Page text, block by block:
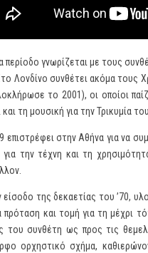
περίοδο γνωρίζεται με τους
Λονδίνο συνθέτει ακόμα τους
το 2001), οι οποίοι
και τη μουσική για την Τρικυμία
επιστρέφει στην Αθήνα για να
για την τέχνη και τη
είσοδο της δεκαετίας του ’70,
και τομή για τη μέχρι
του συνθέτη ως προς τις
ορχηστικό σχήμα,